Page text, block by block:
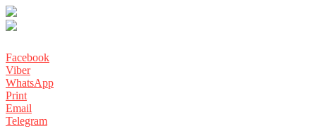
Facebook
Viber
WhatsApp
Print
Email
Telegram